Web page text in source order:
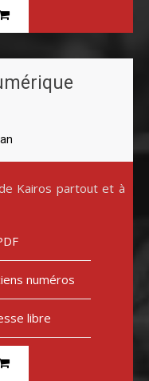
Kairos partout et à
numéros
libre